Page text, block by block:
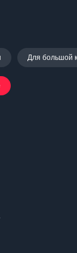
Для большой